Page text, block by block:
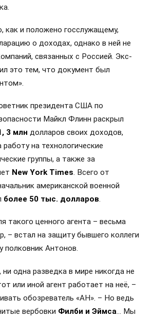
как и положено госслужащему,
о доходах, однако в ней не
связанных с Россией. Экс-
это тем, что документ был
президента США по
Майкл Флинн раскрыл
3 млн долларов своих доходов,
на технологические
группы, а также за
New York Times. Всего от
американской военной
более 50 тыс. долларов.
такого ценного агента – весьма
– встал на защиту бывшего коллеги
полковник Антонов.
одна разведка в мире никогда не
или иной агент работает на неё, –
обозреватель «АН». – Но ведь
вербовки Филби и Эймса … Мы